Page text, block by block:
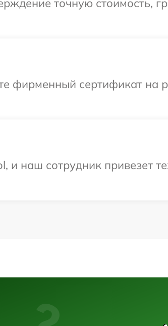
точную стоимость,
фирменный сертификат на
наш сотрудник привезет